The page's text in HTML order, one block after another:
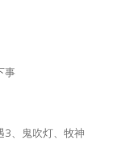
事
3、鬼吹灯、牧神